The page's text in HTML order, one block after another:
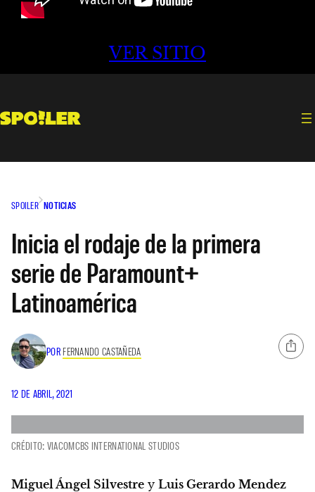
VER SITIO
SPOILER NOTICIAS
Inicia el rodaje de la primera
serie de Paramount+
Latinoamérica
POR FERNANDO CASTAÑEDA
12 DE ABRIL, 2021
CRÉDITO: VIACOMCBS INTERNATIONAL STUDIOS
Miguel Ángel Silvestre y Luis Gerardo Mendez